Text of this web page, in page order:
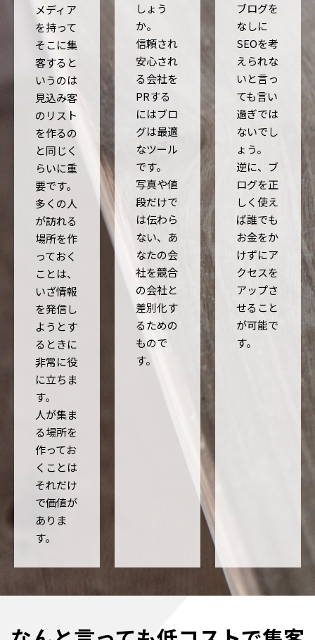
メディア
を持って
そこに集
客すると
いうのは
見込み客
のリスト
を作るの
と同じく
らいに重
要です。
多くの人
が訪れる
場所を作
っておく
ことは、
いざ情報
を発信し
ようとす
るときに
非常に役
に立ちま
す。
人が集ま
る場所を
作ってお
くことは
それだけ
で価値が
ありま
す。
しょう
か。
信頼され
安心され
る会社を
PRする
にはブロ
グは最適
なツール
です。
写真や値
段だけで
は伝わら
ない、あ
なたの会
社を競合
の会社と
差別化す
るための
もので
す。
ブログを
なしに
SEOを考
えられな
いと言っ
ても言い
過ぎでは
ないでし
ょう。
逆に、ブ
ログを正
しく使え
ば誰でも
お金をか
けずにア
クセスを
アップさ
せること
が可能で
す。